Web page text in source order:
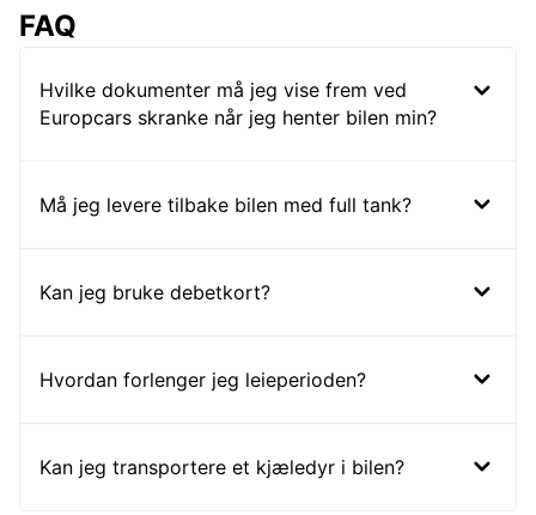
FAQ
Hvilke dokumenter må jeg vise frem ved
Europcars skranke når jeg henter bilen min?
Må jeg levere tilbake bilen med full tank?
Kan jeg bruke debetkort?
Hvordan forlenger jeg leieperioden?
Kan jeg transportere et kjæledyr i bilen?